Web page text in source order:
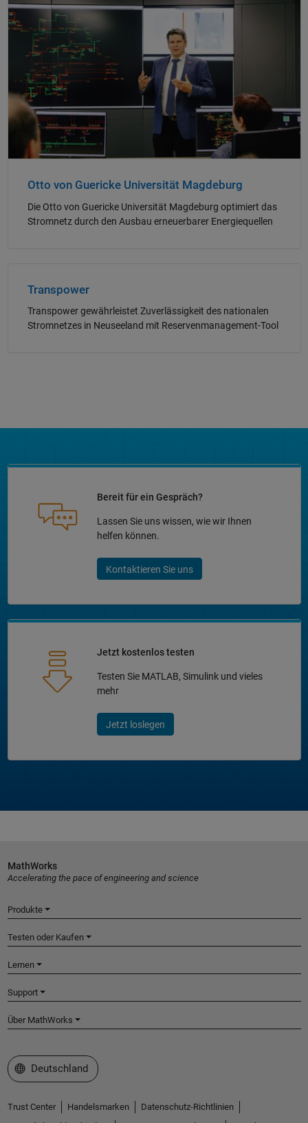
Otto von Guericke Universität Magdeburg
Die Otto von Guericke Universität Magdeburg optimiert das
Stromnetz durch den Ausbau erneuerbarer Energiequellen
Transpower
Transpower gewährleistet Zuverlässigkeit des nationalen
Stromnetzes in Neuseeland mit Reservenmanagement-Tool
Bereit für ein Gespräch?
Lassen Sie uns wissen, wie wir Ihnen
helfen können.
Kontaktieren Sie uns
Jetzt kostenlos testen
Testen Sie MATLAB, Simulink und vieles
mehr
Jetzt loslegen
MathWorks
Accelerating the pace of engineering and science
Produkte
Testen oder Kaufen
Lernen
Support
Über MathWorks
Website auswählen
Deutschland
Trust Center Handelsmarken
Datenschutz-Richtlinien